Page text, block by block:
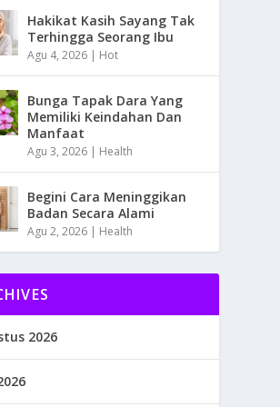
Hakikat Kasih Sayang Tak
Terhingga Seorang Ibu
Agu 4, 2026 | Hot
Bunga Tapak Dara Yang
Memiliki Keindahan Dan
Manfaat
Agu 3, 2026 | Health
Begini Cara Meninggikan
Badan Secara Alami
Agu 2, 2026 | Health
2026